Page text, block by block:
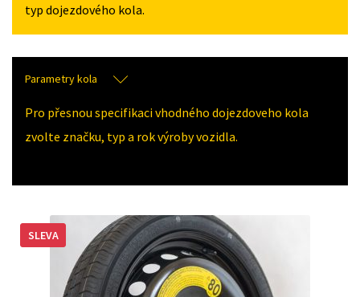
typ dojezdového kola.
Parametry kola
Pro přesnou specifikaci vhodného dojezdoveho kola
zvolte značku, typ a rok výroby vozidla.
SLEVA